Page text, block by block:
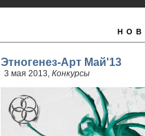
Этногенез-Арт Май'13
3 мая 2013, Конкурсы